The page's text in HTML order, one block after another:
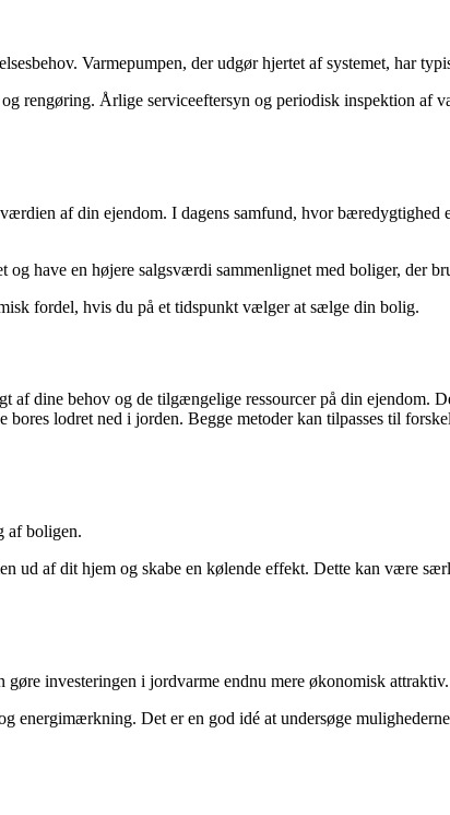
Varmepumpen, der udgør hjertet af systemet, har
rengøring. Årlige serviceeftersyn og periodisk inspektion af
af din ejendom. I dagens samfund, hvor
have en højere salgsværdi sammenlignet med boliger, der
fordel, hvis du på et tidspunkt vælger at sælge din bolig.
dine behov og de tilgængelige ressourcer på din ejendom.
lodret ned i jorden. Begge metoder kan tilpasses til
af boligen.
ud af dit hjem og skabe en kølende effekt. Dette kan være
investeringen i jordvarme endnu mere økonomisk attraktiv.
energimærkning. Det er en god idé at undersøge